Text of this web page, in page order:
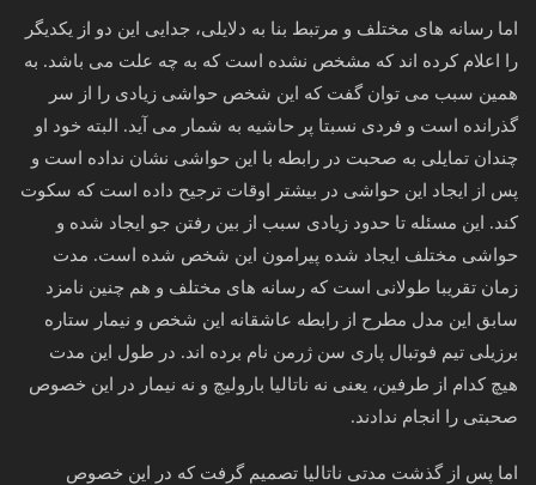
اما رسانه های مختلف و مرتبط بنا به دلایلی، جدایی این دو از یکدیگر
را اعلام کرده اند که مشخص نشده است که به چه علت می باشد. به
همین سبب می توان گفت که این شخص حواشی زیادی را از سر
گذرانده است و فردی نسبتا پر حاشیه به شمار می آید. البته خود او
چندان تمایلی به صحبت در رابطه با این حواشی نشان نداده است و
پس از ایجاد این حواشی در بیشتر اوقات ترجیح داده است که سکوت
کند. این مسئله تا حدود زیادی سبب از بین رفتن جو ایجاد شده و
حواشی مختلف ایجاد شده پیرامون این شخص شده است. مدت
زمان تقریبا طولانی است که رسانه های مختلف و هم چنین نامزد
سابق این مدل مطرح از رابطه عاشقانه این شخص و نیمار ستاره
برزیلی تیم فوتبال پاری سن ژرمن نام برده اند. در طول این مدت
هیچ کدام از طرفین، یعنی نه ناتالیا بارولیچ و نه نیمار در این خصوص
صحبتی را انجام ندادند.
اما پس از گذشت مدتی ناتالیا تصمیم گرفت که در این خصوص